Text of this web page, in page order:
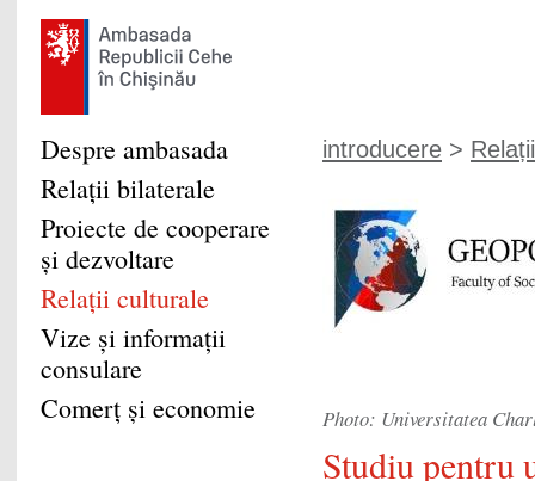
introducere >
Photo: Universitatea
Studiu pentru
Despre ambasada
Relaţii bilaterale
Proiecte de cooperare
şi dezvoltare
Relații culturale
Vize şi informaţii
consulare
Comerţ şi economie